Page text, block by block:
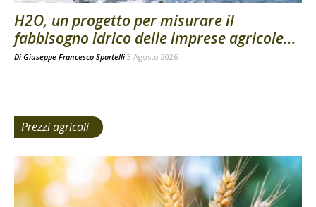
H2O, un progetto per misurare il
fabbisogno idrico delle imprese agricole...
Di Giuseppe Francesco Sportelli 3 Agosto 2026
Prezzi agricoli